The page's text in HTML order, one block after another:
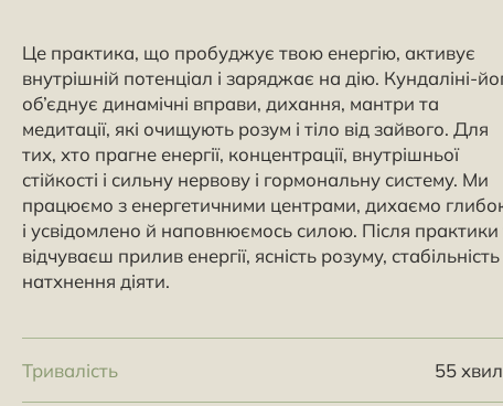
Це практика, що пробуджує твою енергію, активує
внутрішній потенціал і заряджає на дію. Кундаліні-
об’єднує динамічні вправи, дихання, мантри та
медитації, які очищують розум і тіло від зайвого. Для
тих, хто прагне енергії, концентрації, внутрішньої
стійкості і сильну нервову і гормональну систему. Ми
працюємо з енергетичними центрами, дихаємо
і усвідомлено й наповнюємось силою. Після практики
відчуваєш прилив енергії, ясність розуму, стабільність
натхнення діяти.
Тривалість 55